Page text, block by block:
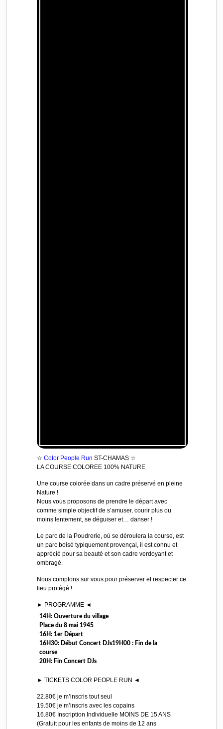
☆ Color People Run ST-CHAMAS ☆
LA COURSE COLOREE 100% NATURE
Une course colorée dans un cadre préservé en pleine
Nature !
Nous vous proposons de prendre le départ avec
comme simple objectif de s’amuser, courir plus ou
moins lentement, se déguiser et… danser !
Le parc de la Poudrerie, où se déroulera la course, est
un parc boisé typiquement provençal, il est connu et
apprécié pour sa beauté et son cadre verdoyant et
ombragé.
Nous comptons sur vous pour préserver et respecter ce
lieu protégé !
► PROGRAMME ◄
14H: Ouverture du village
Place du 8 mai 1945
16H: 1er Départ
16H30: Début Concert DJs19H00 : Fin de la
course
20H: Fin Concert DJs
► TICKETS COLOR PEOPLE RUN ◄
22.80€ je m’inscris tout seul
19.50€ je m’inscris avec les copains
16.80€ Inscription Individuelle MOINS DE 15 ANS
(Gratuit pour les enfants de moins de 12 ans